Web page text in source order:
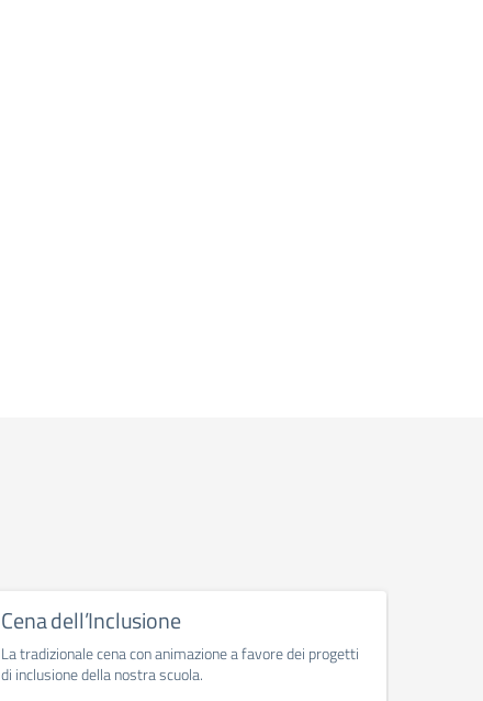
Cena dell’Inclusione
La tradizionale cena con animazione a favore dei progetti
di inclusione della nostra scuola.